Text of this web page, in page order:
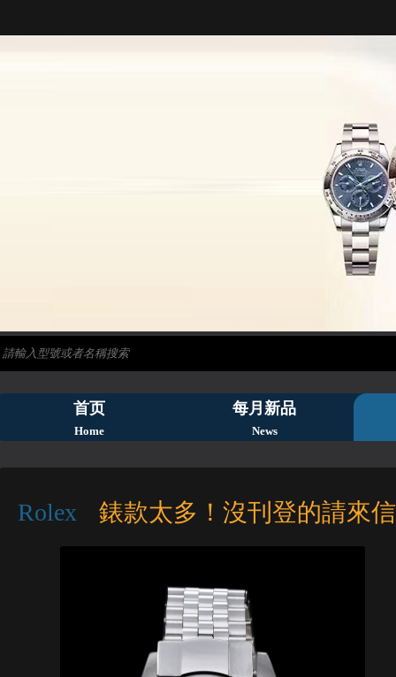
首页
Home
每月新品
News
Rolex 錶款太多！沒刊登的請來